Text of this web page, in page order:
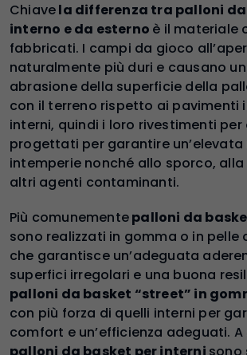
Chiavela differenza tra palloni
interno e da esterno è il materiale
fabbricati. I campi da gioco
naturalmente più duri e causano
abrasione della superficie della
con il terreno rispetto ai pavimenti
interni, quindi i loro rivestimenti per
progettati per garantire un’elevata
intemperie nonché allo sporco,
altri agenti contaminanti.
Più comunementepalloni da
sono realizzati in gomma o in pelle
che garantisce un’adeguata
superfici irregolari e una buona
palloni da basket “street” in
con più forza di quelli interni per
comfort e un’efficienza adeguati.